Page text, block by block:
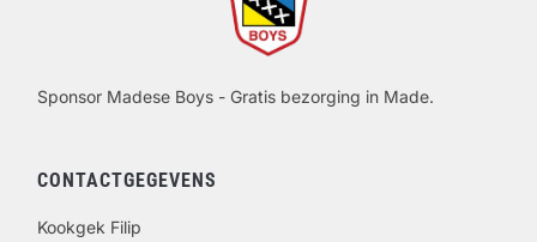
Sponsor Madese Boys - Gratis bezorging in Made.
CONTACTGEGEVENS
Kookgek Filip